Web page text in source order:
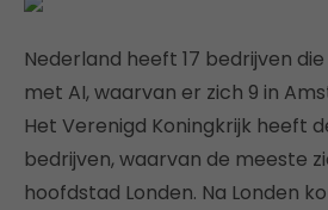
Nederland heeft 17 bedrijven
met AI, waarvan er zich 9 in
Het Verenigd Koningkrijk heeft
bedrijven, waarvan de meeste
hoofdstad Londen. Na Londen